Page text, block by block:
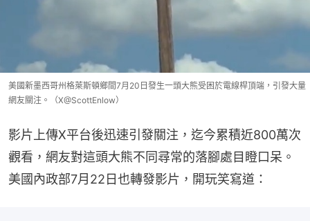
美國新墨西哥州格萊斯頓鄉間7月20日發生一頭大熊受困於電線桿頂端，引發大量
網友關注。（X@ScottEnlow）
影片上傳X平台後迅速引發關注，迄今累積近800萬次
觀看，網友對這頭大熊不同尋常的落腳處目瞪口呆。
美國內政部7月22日也轉發影片，開玩笑寫道：